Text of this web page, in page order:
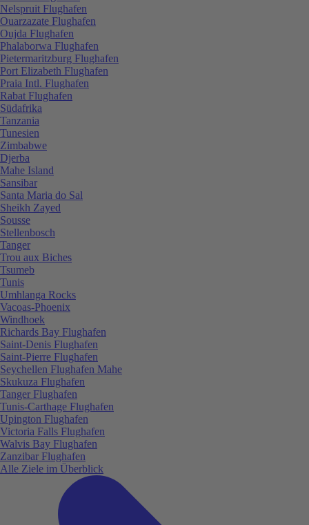
Nelspruit Flughafen
Ouarzazate Flughafen
Oujda Flughafen
Phalaborwa Flughafen
Pietermaritzburg Flughafen
Port Elizabeth Flughafen
Praia Intl. Flughafen
Rabat Flughafen
Südafrika
Tanzania
Tunesien
Zimbabwe
Djerba
Mahe Island
Sansibar
Santa Maria do Sal
Sheikh Zayed
Sousse
Stellenbosch
Tanger
Trou aux Biches
Tsumeb
Tunis
Umhlanga Rocks
Vacoas-Phoenix
Windhoek
Richards Bay Flughafen
Saint-Denis Flughafen
Saint-Pierre Flughafen
Seychellen Flughafen Mahe
Skukuza Flughafen
Tanger Flughafen
Tunis-Carthage Flughafen
Upington Flughafen
Victoria Falls Flughafen
Walvis Bay Flughafen
Zanzibar Flughafen
Alle Ziele im Überblick